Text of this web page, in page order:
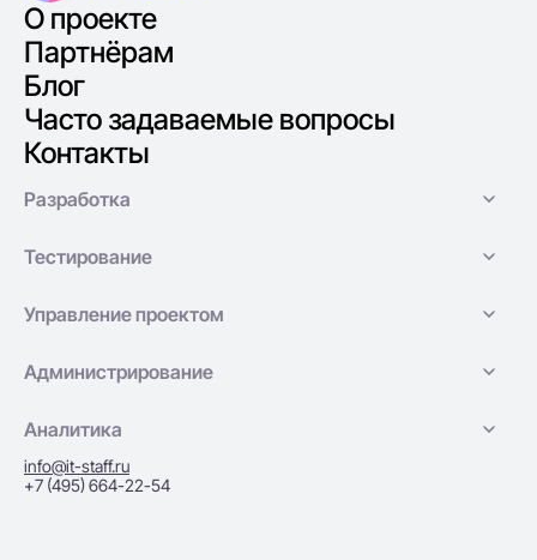
О проекте
Партнёрам
Блог
Часто задаваемые вопросы
Контакты
Разработка
Тестирование
Управление проектом
Администрирование
Аналитика
info@it-staff.ru
+7 (495) 664-22-54